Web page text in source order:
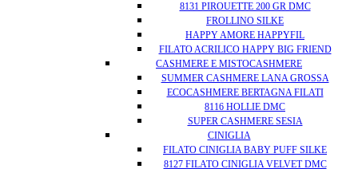
8131 PIROUETTE 200 GR DMC
FROLLINO SILKE
HAPPY AMORE HAPPYFIL
FILATO ACRILICO HAPPY BIG FRIEND
CASHMERE E MISTOCASHMERE
SUMMER CASHMERE LANA GROSSA
ECOCASHMERE BERTAGNA FILATI
8116 HOLLIE DMC
SUPER CASHMERE SESIA
CINIGLIA
FILATO CINIGLIA BABY PUFF SILKE
8127 FILATO CINIGLIA VELVET DMC